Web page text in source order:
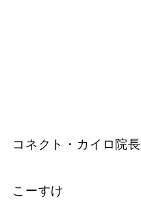
コネクト・カイロ院長
こーすけ